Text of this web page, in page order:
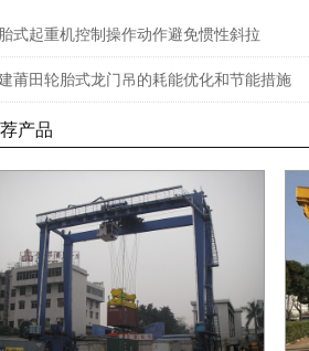
式起重机控制操作动作避免惯性斜拉
莆田轮胎式龙门吊的耗能优化和节能措施
产品